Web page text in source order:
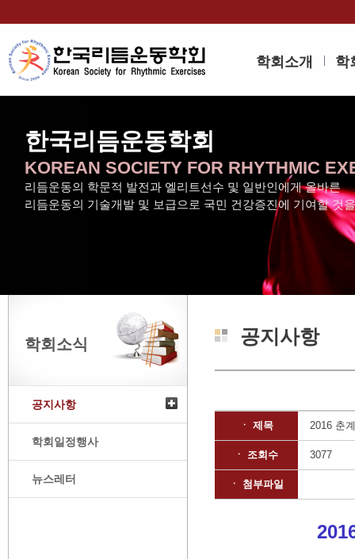
학회소개 학
한국리듬운동학회
KOREAN SOCIETY FOR RHYTHMIC
리듬운동의 학문적 발전과 엘리트선수 및 일반인에게 올바른
리듬운동의 기술개발 및 보급으로 국민 건강증진에 기여할 것
학회소식
공지사항
학회일정행사
뉴스레터
공지사항
ㆍ 제목 2016 춘
ㆍ 조회수 3077
ㆍ 첨부파일